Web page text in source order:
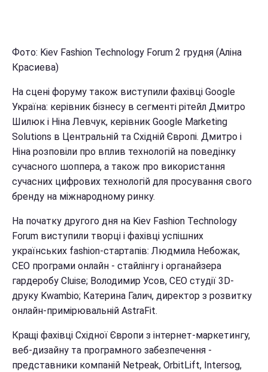
Фото: Kiev Fashion Technology Forum 2 грудня (Аліна
Красиева)
На сцені форуму також виступили фахівці Google
Україна: керівник бізнесу в сегменті рітейл Дмитро
Шилюк і Ніна Левчук, керівник Google Marketing
Solutions в Центральній та Східній Європі. Дмитро і
Ніна розповіли про вплив технологій на поведінку
сучасного шоппера, а також про використання
сучасних цифрових технологій для просування свого
бренду на міжнародному ринку.
На початку другого дня на Kiev Fashion Technology
Forum виступили творці і фахівці успішних
українських fashion-стартапів: Людмила Небожак,
СЕО програми онлайн - стайлінгу і органайзера
гардеробу Cluise; Володимир Усов, СЕО студії 3D-
друку Kwambio; Катерина Галич, директор з розвитку
онлайн-примірювальній AstraFit.
Кращі фахівці Східної Європи з інтернет-маркетингу,
веб-дизайну та програмного забезпечення -
представники компаній Netpeak, OrbitLift, Intersog,